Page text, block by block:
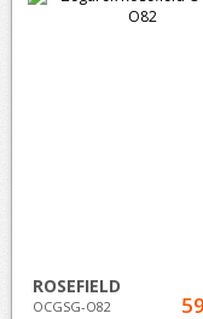
ROSEFIELD
OCGSG-O82